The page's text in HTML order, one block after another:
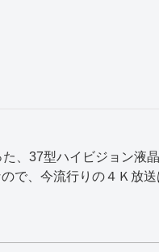
、37型ハイビジョン液
で、今流行りの４Ｋ放送